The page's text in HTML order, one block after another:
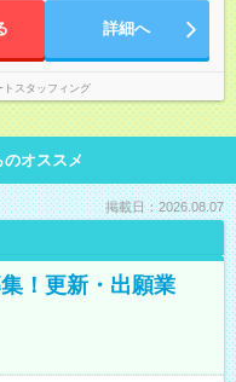
詳細へ
スタッフィング
オススメ
掲載日：2026.08.07
！更新・出願業